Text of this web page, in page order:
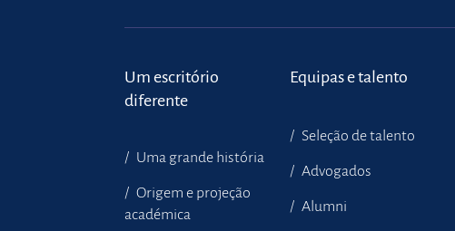
Um escritório
diferente
Uma grande história
Origem e projeção
académica
Equipas e talento
Seleção de talento
Advogados
Alumni